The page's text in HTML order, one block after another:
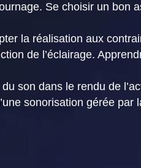
Se choisir un bon
la réalisation aux
de l’éclairage.
son dans le rendu de
sonorisation gérée